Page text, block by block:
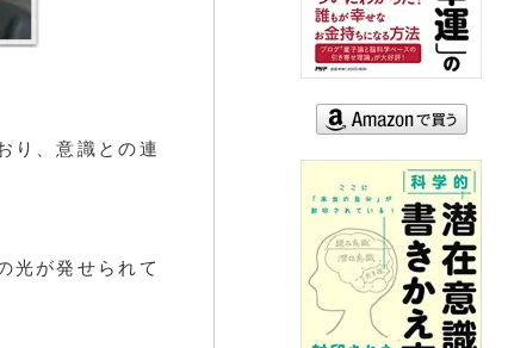
り、意識との連
光が発せられて